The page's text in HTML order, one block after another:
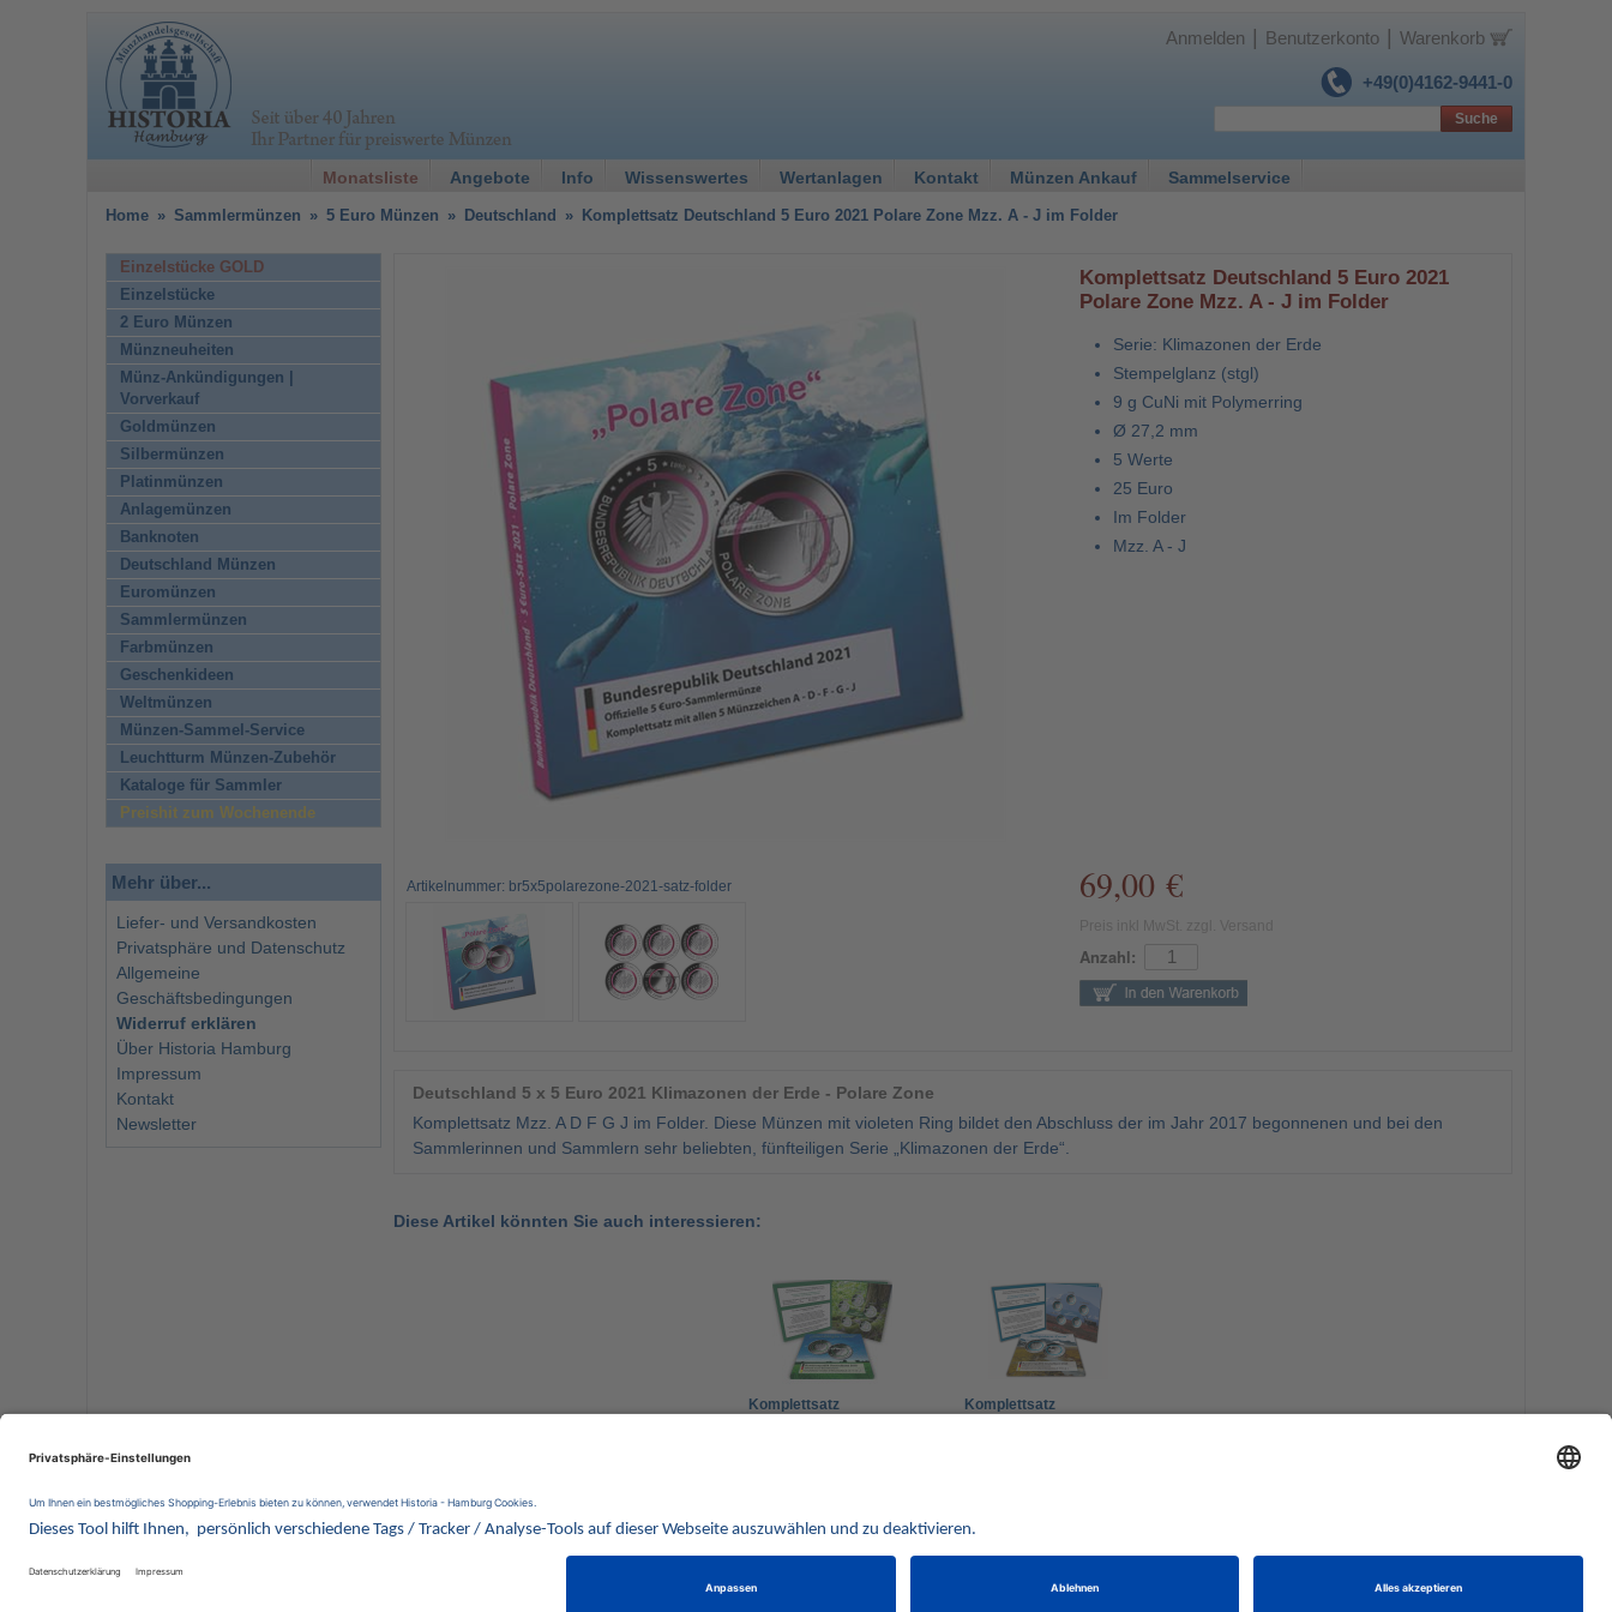
+49(0)4162-9441-0
Anmelden Benutzerkonto Warenkorb
Monatsliste Angebote Info Wissenswertes Wertanlagen Kontakt Münzen Ankauf Sammelservice
Suche
Home » Sammlermünzen » 5 Euro Münzen » Deutschland » Komplettsatz Deutschland 5 Euro 2021 Polare Zone Mzz. A - J im Folder
Artikelnummer: br5x5polarezone-2021-satz-folder
Komplettsatz Deutschland 5 Euro 2021
Polare Zone Mzz. A - J im Folder
Serie: Klimazonen der Erde
Stempelglanz (stgl)
9 g CuNi mit Polymerring
Ø 27,2 mm
5 Werte
25 Euro
Im Folder
Mzz. A - J
69,00 €
Anzahl:
Deutschland 5 x 5 Euro 2021 Klimazonen der Erde - Polare Zone
Komplettsatz Mzz. A D F G J im Folder. Diese Münzen mit violeten Ring bildet den Abschluss der im Jahr 2017 begonnenen und bei den
Sammlerinnen und Sammlern sehr beliebten, fünfteiligen Serie „Klimazonen der Erde“.
Diese Artikel könnten Sie auch interessieren:
Komplettsatz
Komplettsatz
Einzelstücke GOLD
Einzelstücke
2 Euro Münzen
Münzneuheiten
Münz-Ankündigungen |
Vorverkauf
Goldmünzen
Silbermünzen
Platinmünzen
Anlagemünzen
Banknoten
Deutschland Münzen
Euromünzen
Sammlermünzen
Farbmünzen
Geschenkideen
Weltmünzen
Münzen-Sammel-Service
Leuchtturm Münzen-Zubehör
Kataloge für Sammler
Preishit zum Wochenende
Mehr über...
Liefer- und Versandkosten
Privatsphäre und Datenschutz
Allgemeine
Geschäftsbedingungen
Widerruf erklären
Über Historia Hamburg
Impressum
Kontakt
Newsletter
Wir behalten uns vor, für ausgewählte Münzen die Differenzbesteuerung gemäß § 25a UStG anzuwenden.
Münzen von HISTORIA Münzhandelsgesellschaft mbH